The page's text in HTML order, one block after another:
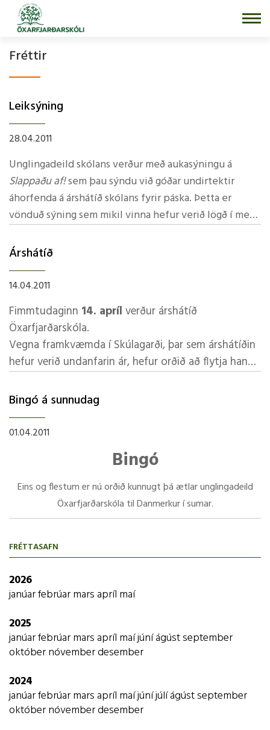
Fara
efni
Fréttir
Leiksýning
28.04.2011
Unglingadeild skólans verður með aukasýningu á
Slappaðu af!sem þau sýndu við góðar undirtektir
áhorfenda á árshátíð skólans fyrir páska. Þetta er
vönduð sýning sem mikil vinna hefur verið lögð í með
með sönglögum og er hann í höndum
hljómsveitarinnar Legó.
Þetta er bráðskemmtileg sýning sem enginn ætti að
láta fram hjá sér fara.
íþróttahúsinu í Lundi.
Miðaverð er:
1.500 fyrir 16 ára og eldri
Frítt inn fyrir yngri börn
Í hléi verður opin sjoppa.
Athugið að ekki er hægt að greiða með kortum.
Árshátí­ð
14.04.2011
Fimmtudaginn 14. apríl verður árshátíð
Öxarfjarðarskóla.
Vegna framkvæmda í Skúlagarði, þar sem árshátíðin
hefur verið undanfarin ár, hefur orðið að flytja hana
5.-7. bekkur sýna leikritiðHerramennina
Jórunni Stefánsdóttur.
8.-10. bekkur sýna svo leikritiðSlappaðu af!eftir
Felix Bergson.
páska. Stefnt er á að hún verði föstudagskvöldið 29.
apríl.
að kaupa sælgæti, gos og kaffi.
Miðaverð fullorðnir: 1500 kr.
Bingó á sunnudag
01.04.2011
Bingó
Eins og flestum er nú orðið kunnugt þá ætlar unglingadeild
Öxarfjarðarskóla til Danmerkur í sumar.
Til styrktar ferðinni ætlum við að halda bingó í skólahúsinu í
Lundi, sunnudaginn 3. apríl kl. 16:00. Veglegir vinningar eru í
Styrktaraðilar bingósins eru:
FRÉTTASAFN
2026
janúarfebrúarmarsapríl maí
2025
janúarfebrúarmarsapríl maíjúníágústseptember
októbernóvemberdesember
2024
janúarfebrúarmarsapríl maíjúníjúlíágústseptember
októbernóvemberdesember